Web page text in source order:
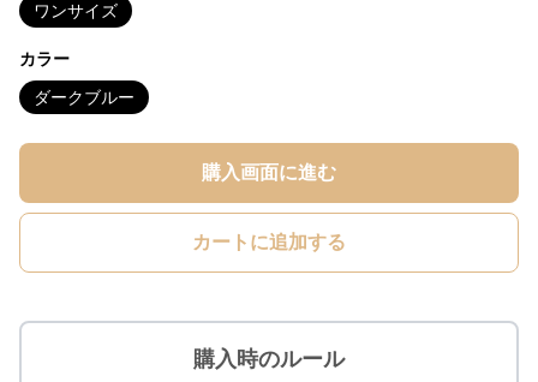
ワンサイズ
カラー
ダークブルー
購入画面に進む
カートに追加する
購入時のルール